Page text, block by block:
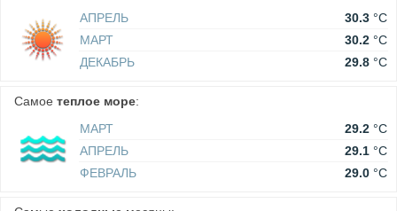
АПРЕЛЬ
30.3 °C
МАРТ
30.2 °C
ДЕКАБРЬ
29.8 °C
Самое теплое море:
МАРТ
29.2 °C
АПРЕЛЬ
29.1 °C
ФЕВРАЛЬ
29.0 °C